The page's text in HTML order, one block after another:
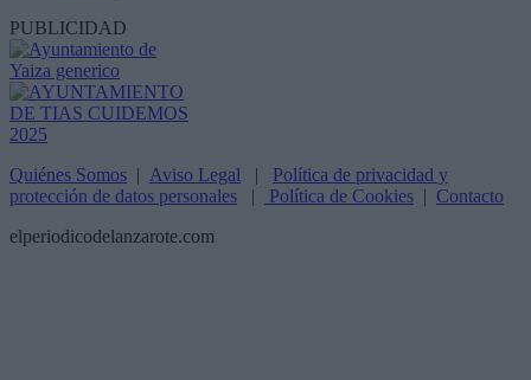
PUBLICIDAD
Quiénes Somos | Aviso Legal | Política de privacidad y
protección de datos personales | Política de Cookies | Contacto
elperiodicodelanzarote.com